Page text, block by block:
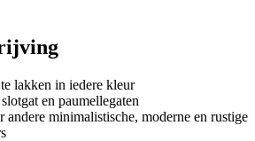
lakken in iedere kleur
en paumellegaten
andere minimalistische, moderne en rustige